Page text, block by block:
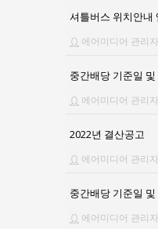
에어미디어 관리자
에어미디어 관리자
2022년 결산공고
에어미디어 관리자
에어미디어 관리자